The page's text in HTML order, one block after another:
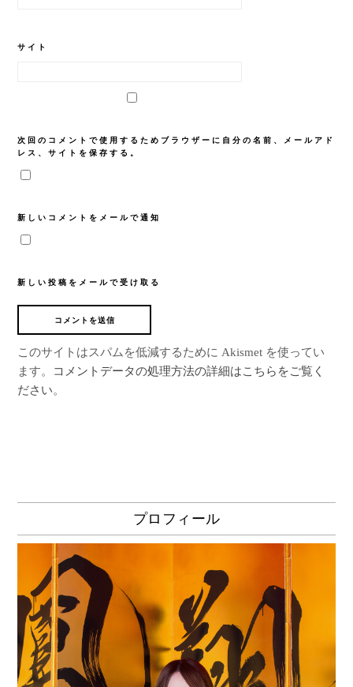
サイト
次回のコメントで使用するためブラウザーに自分の名前、メールアド
レス、サイトを保存する。
新しいコメントをメールで通知
新しい投稿をメールで受け取る
このサイトはスパムを低減するために Akismet を使ってい
ます。 コメントデータの処理方法の詳細はこちらをご覧く
ださい。
プロフィール